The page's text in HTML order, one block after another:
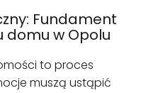
Fundament
domu w Opolu
to proces
muszą ustąpić